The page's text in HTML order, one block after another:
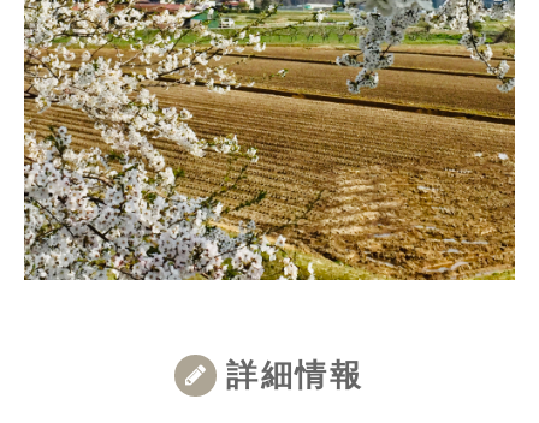
詳細情報